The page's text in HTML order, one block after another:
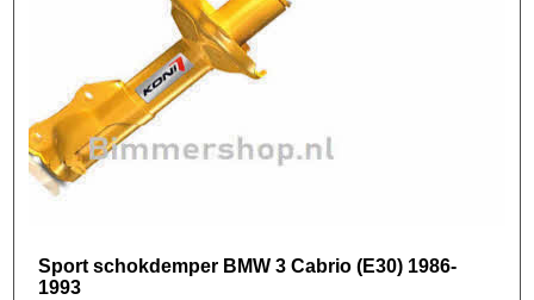
Sport schokdemper BMW 3 Cabrio (E30) 1986-
1993